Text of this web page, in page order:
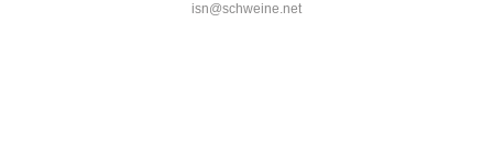
isn@schweine.net